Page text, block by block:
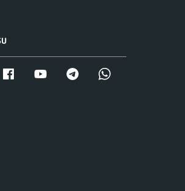
istituzionale
Facebook museo civico
YouTube Telegram